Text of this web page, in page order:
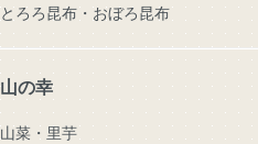
とろろ昆布・おぼろ昆布
山の幸
山菜・里芋